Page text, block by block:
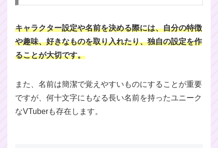
キャラクター設定や名前を決める際には、自分の特徴
や趣味、好きなものを取り入れたり、独自の設定を作
ることが大切です。
また、名前は簡潔で覚えやすいものにすることが重要
ですが、何十文字にもなる長い名前を持ったユニーク
なVTuberも存在します。